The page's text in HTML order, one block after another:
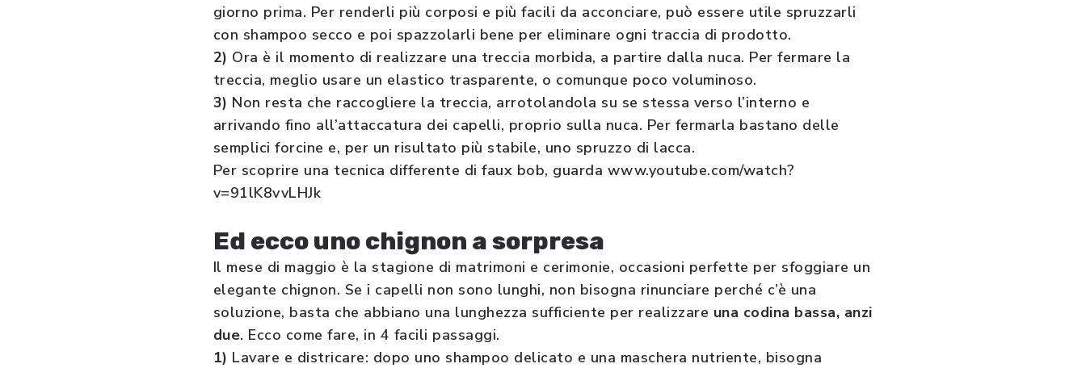
giorno prima. Per renderli più corposi e più facili da acconciare, può essere utile spruzzarli
con shampoo secco e poi spazzolarli bene per eliminare ogni traccia di prodotto.
2) Ora è il momento di realizzare una treccia morbida, a partire dalla nuca. Per fermare la
treccia, meglio usare un elastico trasparente, o comunque poco voluminoso.
3) Non resta che raccogliere la treccia, arrotolandola su se stessa verso l’interno e
arrivando fino all’attaccatura dei capelli, proprio sulla nuca. Per fermarla bastano delle
semplici forcine e, per un risultato più stabile, uno spruzzo di lacca.
Per scoprire una tecnica differente di faux bob, guarda www.youtube.com/watch?
v=91lK8vvLHJk
Ed ecco uno chignon a sorpresa
Il mese di maggio è la stagione di matrimoni e cerimonie, occasioni perfette per sfoggiare un
elegante chignon. Se i capelli non sono lunghi, non bisogna rinunciare perché c’è una
soluzione, basta che abbiano una lunghezza sufficiente per realizzare una codina bassa, anzi
due. Ecco come fare, in 4 facili passaggi.
1) Lavare e districare: dopo uno shampoo delicato e una maschera nutriente, bisogna